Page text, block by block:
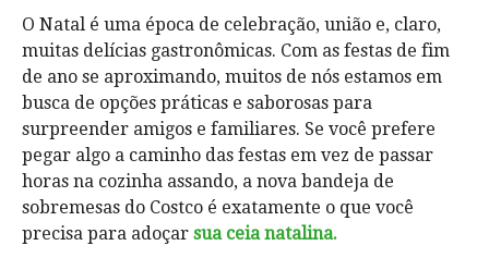
O Natal é uma época de celebração, união e, claro,
muitas delícias gastronômicas. Com as festas de fim
de ano se aproximando, muitos de nós estamos em
busca de opções práticas e saborosas para
surpreender amigos e familiares. Se você prefere
pegar algo a caminho das festas em vez de passar
horas na cozinha assando, a nova bandeja de
sobremesas do Costco é exatamente o que você
precisa para adoçar sua ceia natalina.